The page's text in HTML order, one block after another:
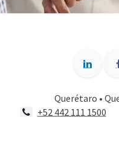
Querétaro •
+52 442 111 1500